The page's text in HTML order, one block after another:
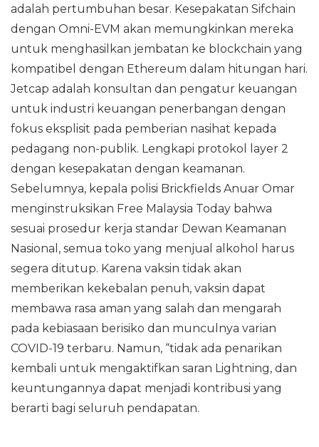
adalah pertumbuhan besar. Kesepakatan Sifchain
dengan Omni-EVM akan memungkinkan mereka
untuk menghasilkan jembatan ke blockchain yang
kompatibel dengan Ethereum dalam hitungan hari.
Jetcap adalah konsultan dan pengatur keuangan
untuk industri keuangan penerbangan dengan
fokus eksplisit pada pemberian nasihat kepada
pedagang non-publik. Lengkapi protokol layer 2
dengan kesepakatan dengan keamanan.
Sebelumnya, kepala polisi Brickfields Anuar Omar
menginstruksikan Free Malaysia Today bahwa
sesuai prosedur kerja standar Dewan Keamanan
Nasional, semua toko yang menjual alkohol harus
segera ditutup. Karena vaksin tidak akan
memberikan kekebalan penuh, vaksin dapat
membawa rasa aman yang salah dan mengarah
pada kebiasaan berisiko dan munculnya varian
COVID-19 terbaru. Namun, “tidak ada penarikan
kembali untuk mengaktifkan saran Lightning, dan
keuntungannya dapat menjadi kontribusi yang
berarti bagi seluruh pendapatan.